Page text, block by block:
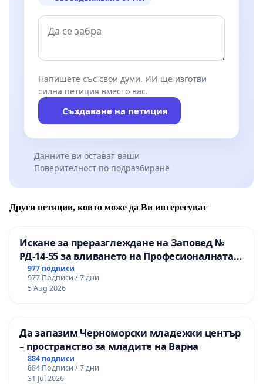
Напишете със свои думи. ИИ ще изготви
силна петиция вместо вас.
Създаване на петиция
Данните ви остават ваши
Поверителност по подразбиране
Други петиции, които може да Ви интересуват
Искане за преразглеждане на Заповед №
РД-14-55 за вливането на Професионалната
гимназия по промишлени технологии в
Професионалната гимназия по икономика и
мениджмънт – гр. Пазарджик
977 подписи
977 Подписи / 7 дни
5 Aug 2026
Да запазим Черноморски младежки център
– пространство за младите на Варна
884 подписи
884 Подписи / 7 дни
31 Jul 2026